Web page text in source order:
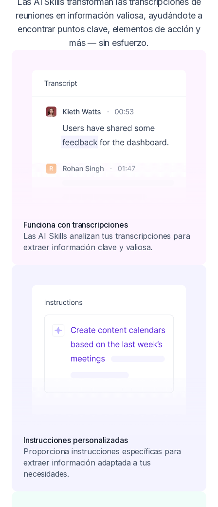
reuniones en información valiosa, ayudándote a
encontrar puntos clave, elementos de acción y
más — sin esfuerzo.
Funciona con transcripciones
Las AI Skills analizan tus transcripciones para
extraer información clave y valiosa.
Instrucciones personalizadas
Proporciona instrucciones específicas para
extraer información adaptada a tus
necesidades.